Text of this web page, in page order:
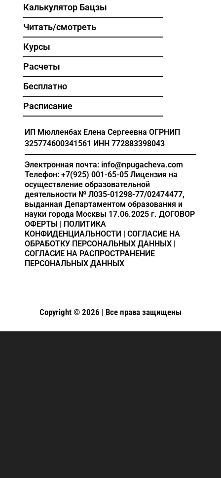
Калькулятор Бацзы
Читать/смотреть
Курсы
Расчеты
Бесплатно
Расписание
ИП Мюлленбах Елена Сергеевна ОГРНИП
325774600341561 ИНН 772883398043
Электронная почта: info@npugacheva.com
Телефон: +7(925) 001-65-05 Лицензия на
осуществление образовательной
деятельности № Л035-01298-77/02474477,
выданная Департаментом образования и
науки города Москвы 17.06.2025 г. ДОГОВОР
ОФЕРТЫ | ПОЛИТИКА
КОНФИДЕНЦИАЛЬНОСТИ | СОГЛАСИЕ НА
ОБРАБОТКУ ПЕРСОНАЛЬНЫХ ДАННЫХ |
СОГЛАСИЕ НА РАСПРОСТРАНЕНИЕ
ПЕРСОНАЛЬНЫХ ДАННЫХ
Copyright © 2026 | Все права защищены